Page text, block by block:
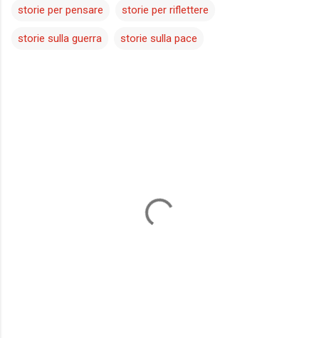
storie per pensare storie per riflettere
storie sulla guerra storie sulla pace